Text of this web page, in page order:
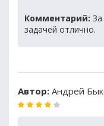
Комментарий:
задачей отлично.
Автор: Андрей